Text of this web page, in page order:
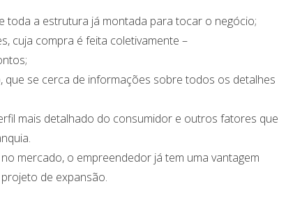
toda a estrutura já montada para tocar o negócio;
cuja compra é feita coletivamente –
que se cerca de informações sobre todos os detalhes
mais detalhado do consumidor e outros fatores que
mercado, o empreendedor já tem uma vantagem
de expansão.